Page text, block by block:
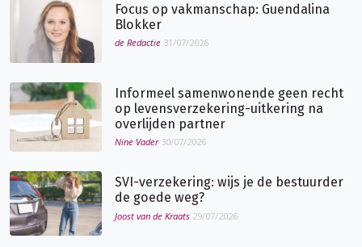
Focus op vakmanschap: Guendalina
Blokker
de Redactie 31/07/2026
Informeel samenwonende geen recht
op levensverzekering-uitkering na
overlijden partner
Nine Vader 30/07/2026
SVI-verzekering: wijs je de bestuurder
de goede weg?
Joost van de Kraats 29/07/2026